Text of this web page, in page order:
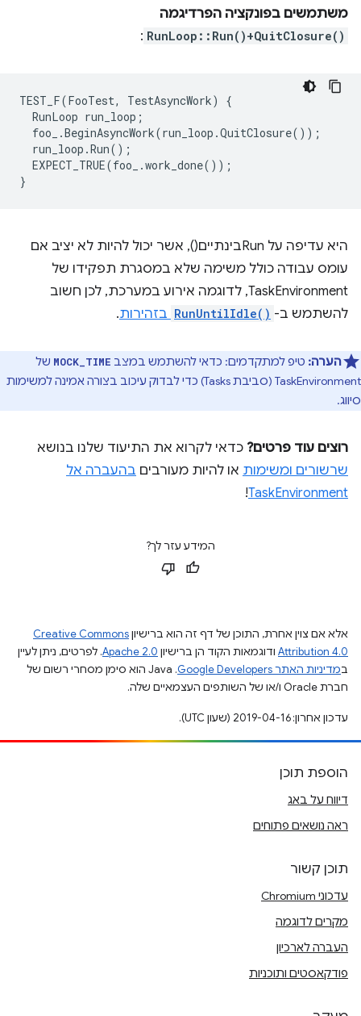
משתמשים בפונקציה הפרדיגמה
RunLoop::Run()+QuitClosure()
:
TEST_F(FooTest, TestAsyncWork)
{
RunLoop run_loop ;
foo_
.BeginAsyncWork(run_loop .QuitClosure());
run_loop .Run();
EXPECT_TRUE(foo_ .work_done());
}
היא עדיפה על Runבינתיים(), אשר יכול להיות לא יציב אם
עומס עבודה כולל משימה שלא במסגרת תפקידו של
TaskEnvironment, לדוגמה אירוע במערכת, לכן חשוב
להשתמש ב- RunUntilIdle() בזהירות.
הערה: טיפ למתקדמים: כדאי להשתמש במצב MOCK_TIME של
TaskEnvironment (סביבת Tasks) כדי לבדוק עיכוב בצורה אמינה למשימות
סיווג.
רוצים עוד פרטים? כדאי לקרוא את התיעוד שלנו בנושא
שרשורים ומשימות או להיות מעורבים בהעברה אל
TaskEnvironment
!
המידע עזר לך?
אלא אם צוין אחרת, התוכן של דף זה הוא ברישיוןCreative Commons
Attribution 4.0 ודוגמאות הקוד הן ברישיון Apache 2.0. לפרטים, ניתן לעיין
במדיניות האתר Google Developers‏
.‏ Java הוא סימן מסחרי רשום של
חברת Oracle ו/או של השותפים העצמאיים שלה.
עדכון אחרון: 2019-04-16 (שעון UTC).
הוספת תוכן
דיווח על באג
ראה נושאים פתוחים
תוכן קשור
עדכוני Chromium
מקרים לדוגמה
העברה לארכיון
פודקאסטים ותוכניות